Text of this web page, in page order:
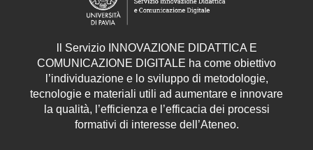
Servizio INNOVAZIONE DIDATTICA E
COMUNICAZIONE DIGITALE ha come obiettivo
l’individuazione e lo sviluppo di metodologie,
tecnologie e materiali utili ad aumentare e innovare
la qualità, l’efficienza e l’efficacia dei processi
formativi di interesse dell’Ateneo.